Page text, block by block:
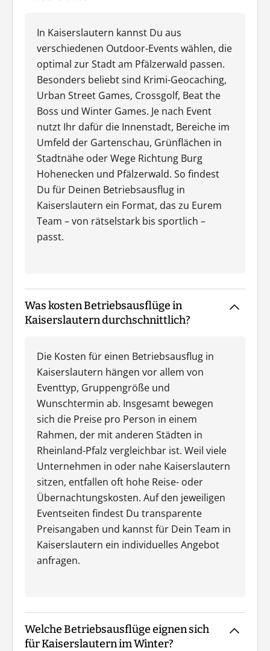
In Kaiserslautern kannst Du aus
verschiedenen Outdoor-Events wählen, die
optimal zur Stadt am Pfälzerwald passen.
Besonders beliebt sind Krimi-Geocaching,
Urban Street Games, Crossgolf, Beat the
Boss und Winter Games. Je nach Event
nutzt Ihr dafür die Innenstadt, Bereiche im
Umfeld der Gartenschau, Grünflächen in
Stadtnähe oder Wege Richtung Burg
Hohenecken und Pfälzerwald. So findest
Du für Deinen Betriebsausflug in
Kaiserslautern ein Format, das zu Eurem
Team – von rätselstark bis sportlich –
passt.
Was kosten Betriebsausflüge in
Kaiserslautern durchschnittlich?
Die Kosten für einen Betriebsausflug in
Kaiserslautern hängen vor allem von
Eventtyp, Gruppengröße und
Wunschtermin ab. Insgesamt bewegen
sich die Preise pro Person in einem
Rahmen, der mit anderen Städten in
Rheinland-Pfalz vergleichbar ist. Weil viele
Unternehmen in oder nahe Kaiserslautern
sitzen, entfallen oft hohe Reise- oder
Übernachtungskosten. Auf den jeweiligen
Eventseiten findest Du transparente
Preisangaben und kannst für Dein Team in
Kaiserslautern ein individuelles Angebot
anfragen.
Welche Betriebsausflüge eignen sich
für Kaiserslautern im Winter?